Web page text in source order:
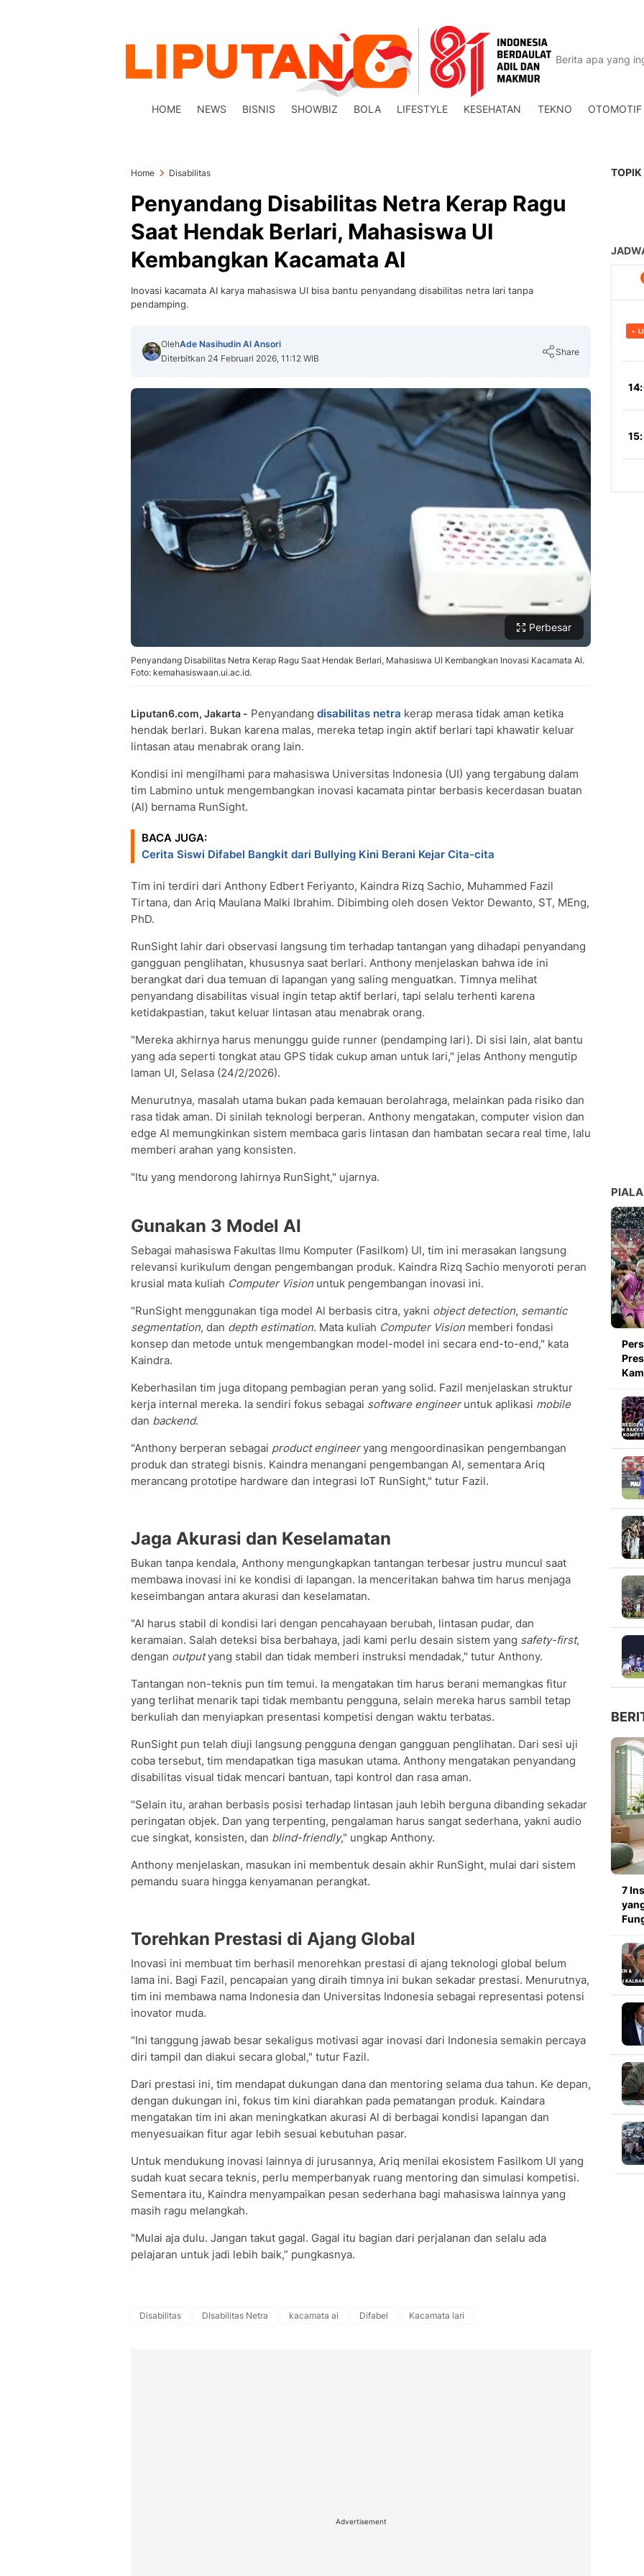
HOME NEWS BISNIS SHOWBIZ BOLA LIFESTYLE KESEHATAN TEKNO OTOMOTIF
Home Disabilitas
Penyandang Disabilitas Netra Kerap Ragu
Saat Hendak Berlari, Mahasiswa UI
Kembangkan Kacamata AI
Inovasi kacamata AI karya mahasiswa UI bisa bantu penyandang disabilitas netra lari tanpa
pendamping.
OlehAde Nasihudin Al Ansori
Diterbitkan 24 Februari 2026, 11:12 WIB
Share
Copy Link
Perbesar
Penyandang Disabilitas Netra Kerap Ragu Saat Hendak Berlari, Mahasiswa UI Kembangkan Inovasi Kacamata AI.
Foto: kemahasiswaan.ui.ac.id.
Liputan6.com, Jakarta - Penyandang disabilitas netra kerap merasa tidak aman ketika
hendak berlari. Bukan karena malas, mereka tetap ingin aktif berlari tapi khawatir keluar
lintasan atau menabrak orang lain.
Kondisi ini mengilhami para mahasiswa Universitas Indonesia (UI) yang tergabung dalam
tim Labmino untuk mengembangkan inovasi kacamata pintar berbasis kecerdasan buatan
(Al) bernama RunSight.
BACA JUGA:
Cerita Siswi Difabel Bangkit dari Bullying Kini Berani Kejar Cita-cita
Tim ini terdiri dari Anthony Edbert Feriyanto, Kaindra Rizq Sachio, Muhammed Fazil
Tirtana, dan Ariq Maulana Malki Ibrahim. Dibimbing oleh dosen Vektor Dewanto, ST, MEng,
PhD.
RunSight lahir dari observasi langsung tim terhadap tantangan yang dihadapi penyandang
gangguan penglihatan, khususnya saat berlari. Anthony menjelaskan bahwa ide ini
berangkat dari dua temuan di lapangan yang saling menguatkan. Timnya melihat
penyandang disabilitas visual ingin tetap aktif berlari, tapi selalu terhenti karena
ketidakpastian, takut keluar lintasan atau menabrak orang.
"Mereka akhirnya harus menunggu guide runner (pendamping lari). Di sisi lain, alat bantu
yang ada seperti tongkat atau GPS tidak cukup aman untuk lari," jelas Anthony mengutip
laman UI, Selasa (24/2/2026).
Menurutnya, masalah utama bukan pada kemauan berolahraga, melainkan pada risiko dan
rasa tidak aman. Di sinilah teknologi berperan. Anthony mengatakan, computer vision dan
edge Al memungkinkan sistem membaca garis lintasan dan hambatan secara real time, lalu
memberi arahan yang konsisten.
"Itu yang mendorong lahirnya RunSight," ujarnya.
Gunakan 3 Model AI
Sebagai mahasiswa Fakultas Ilmu Komputer (Fasilkom) Ul, tim ini merasakan langsung
relevansi kurikulum dengan pengembangan produk. Kaindra Rizq Sachio menyoroti peran
krusial mata kuliah Computer Vision untuk pengembangan inovasi ini.
"RunSight menggunakan tiga model Al berbasis citra, yakni object detection, semantic
segmentation, dan depth estimation. Mata kuliah Computer Vision memberi fondasi
konsep dan metode untuk mengembangkan model-model ini secara end-to-end," kata
Kaindra.
Keberhasilan tim juga ditopang pembagian peran yang solid. Fazil menjelaskan struktur
kerja internal mereka. la sendiri fokus sebagai software engineeruntuk aplikasi mobile
dan backend.
"Anthony berperan sebagai product engineeryang mengoordinasikan pengembangan
produk dan strategi bisnis. Kaindra menangani pengembangan Al, sementara Ariq
merancang prototipe hardware dan integrasi IoT RunSight," tutur Fazil.
Jaga Akurasi dan Keselamatan
Bukan tanpa kendala, Anthony mengungkapkan tantangan terbesar justru muncul saat
membawa inovasi ini ke kondisi di lapangan. la menceritakan bahwa tim harus menjaga
keseimbangan antara akurasi dan keselamatan.
"Al harus stabil di kondisi lari dengan pencahayaan berubah, lintasan pudar, dan
keramaian. Salah deteksi bisa berbahaya, jadi kami perlu desain sistem yang safety-first,
dengan outputyang stabil dan tidak memberi instruksi mendadak," tutur Anthony.
Tantangan non-teknis pun tim temui. la mengatakan tim harus berani memangkas fitur
yang terlihat menarik tapi tidak membantu pengguna, selain mereka harus sambil tetap
berkuliah dan menyiapkan presentasi kompetisi dengan waktu terbatas.
RunSight pun telah diuji langsung pengguna dengan gangguan penglihatan. Dari sesi uji
coba tersebut, tim mendapatkan tiga masukan utama. Anthony mengatakan penyandang
disabilitas visual tidak mencari bantuan, tapi kontrol dan rasa aman.
"Selain itu, arahan berbasis posisi terhadap lintasan jauh lebih berguna dibanding sekadar
peringatan objek. Dan yang terpenting, pengalaman harus sangat sederhana, yakni audio
cue singkat, konsisten, dan blind-friendly," ungkap Anthony.
Anthony menjelaskan, masukan ini membentuk desain akhir RunSight, mulai dari sistem
pemandu suara hingga kenyamanan perangkat.
Torehkan Prestasi di Ajang Global
Inovasi ini membuat tim berhasil menorehkan prestasi di ajang teknologi global belum
lama ini. Bagi Fazil, pencapaian yang diraih timnya ini bukan sekadar prestasi. Menurutnya,
tim ini membawa nama Indonesia dan Universitas Indonesia sebagai representasi potensi
inovator muda.
"Ini tanggung jawab besar sekaligus motivasi agar inovasi dari Indonesia semakin percaya
diri tampil dan diakui secara global," tutur Fazil.
Dari prestasi ini, tim mendapat dukungan dana dan mentoring selama dua tahun. Ke depan,
dengan dukungan ini, fokus tim kini diarahkan pada pematangan produk. Kaindara
mengatakan tim ini akan meningkatkan akurasi Al di berbagai kondisi lapangan dan
menyesuaikan fitur agar lebih sesuai kebutuhan pasar.
Untuk mendukung inovasi lainnya di jurusannya, Ariq menilai ekosistem Fasilkom Ul yang
sudah kuat secara teknis, perlu memperbanyak ruang mentoring dan simulasi kompetisi.
Sementara itu, Kaindra menyampaikan pesan sederhana bagi mahasiswa lainnya yang
masih ragu melangkah.
"Mulai aja dulu. Jangan takut gagal. Gagal itu bagian dari perjalanan dan selalu ada
pelajaran untuk jadi lebih baik,” pungkasnya.
Disabilitas DIsabilitas Netra kacamata ai Difabel Kacamata lari
Advertisement
TOPIK
7